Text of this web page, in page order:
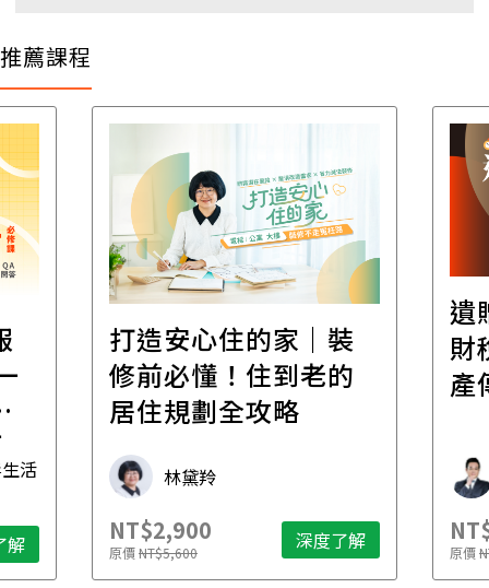
推薦課程
活
解
打造安心住的家｜裝
修前必懂！住到老的
居住規劃全攻略
林黛羚
NT$2,900
原價NT$5,600 深度了解
遺
財
產
原價